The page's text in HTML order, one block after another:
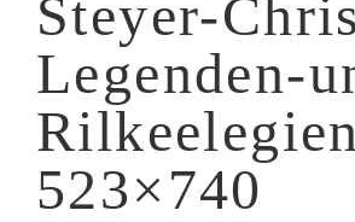
Steyer-
Legenden-
523×740